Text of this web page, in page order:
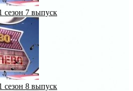
сезон 7 выпуск
сезон 8 выпуск